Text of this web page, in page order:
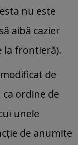
nu este
aibă cazier
la frontieră).
de
ordine de
unele
de anumite